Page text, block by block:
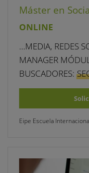
Máster en
ONLINE
…MEDIA, REDES
MANAGER
BUSCADORES:
Eipe Escuela